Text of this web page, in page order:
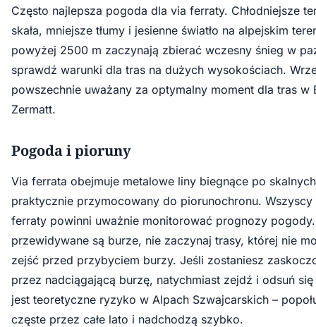
Często najlepsza pogoda dla via ferraty. Chłodniejsze
skała, mniejsze tłumy i jesienne światło na alpejskim
powyżej 2500 m zaczynają zbierać wczesny śnieg w
sprawdź warunki dla tras na dużych wysokościach.
powszechnie uważany za optymalny moment dla tras w
Zermatt.
Pogoda i pioruny
Via ferrata obejmuje metalowe liny biegnące po
praktycznie przymocowany do piorunochronu.
ferraty powinni uważnie monitorować prognozy
przewidywane są burze, nie zaczynaj trasy, której nie
zejść przed przybyciem burzy. Jeśli zostaniesz
przez nadciągającą burzę, natychmiast zejdź i odsuń
jest teoretyczne ryzyko w Alpach Szwajcarskich –
częste przez całe lato i nadchodzą szybko.